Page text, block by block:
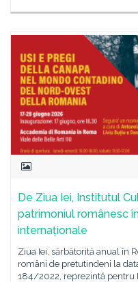
De Ziua Iei, Institutul
patrimoniul românesc
internaționale
Ziua Iei, sărbătorită anual în
români de pretutindeni la
184/2022, reprezintă pentru